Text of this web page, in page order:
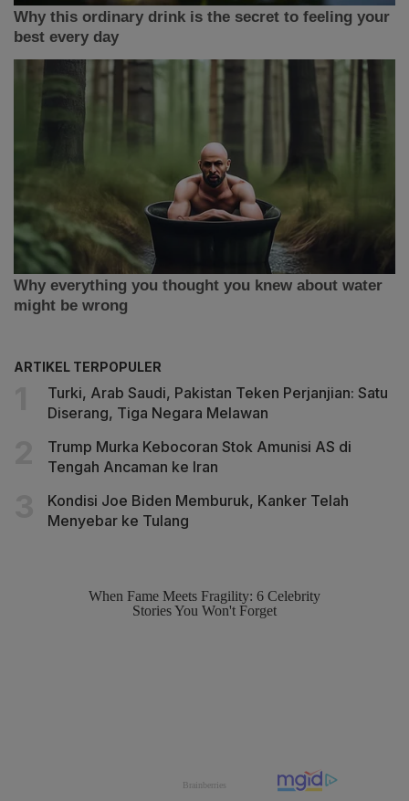
ARTIKEL TERPOPULER
Turki, Arab Saudi, Pakistan Teken Perjanjian: Satu
Diserang, Tiga Negara Melawan
Trump Murka Kebocoran Stok Amunisi AS di
Tengah Ancaman ke Iran
Kondisi Joe Biden Memburuk, Kanker Telah
Menyebar ke Tulang